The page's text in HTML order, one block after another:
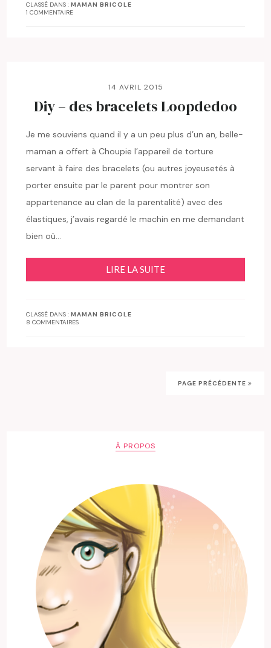
CLASSÉ DANS :MAMAN BRICOLE
1 COMMENTAIRE
14 AVRIL 2015
Diy – des bracelets Loopdedoo
Je me souviens quand il y a un peu plus d’un an, belle-
maman a offert à Choupie l’appareil de torture
servant à faire des bracelets (ou autres joyeusetés à
porter ensuite par le parent pour montrer son
appartenance au clan de la parentalité) avec des
élastiques, j’avais regardé le machin en me demandant
bien où…
LIRE LA SUITE
CLASSÉ DANS :MAMAN BRICOLE
8 COMMENTAIRES
PAGE PRÉCÉDENTE
À PROPOS